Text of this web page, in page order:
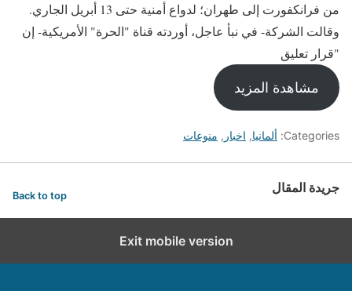
من فرانكفورت إلى طهران؛ لدواع أمنية حتى 13 أبريل الجاري.
وقالت الشركة- في نبأ عاجل، أوردته قناة "الحرة" الأمريكية- إن
"قرار تعليق
مشاهدة المزيد
Categories: ألمانيا, اخبار , منوعات
جريدة المقال Back to top
Exit mobile version